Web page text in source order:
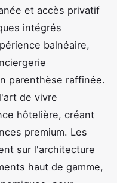
et accès privatif
intégrés
balnéaire,
parenthèse raffinée.
de vivre
hôtelière, créant
premium. Les
sur l'architecture
haut de gamme,